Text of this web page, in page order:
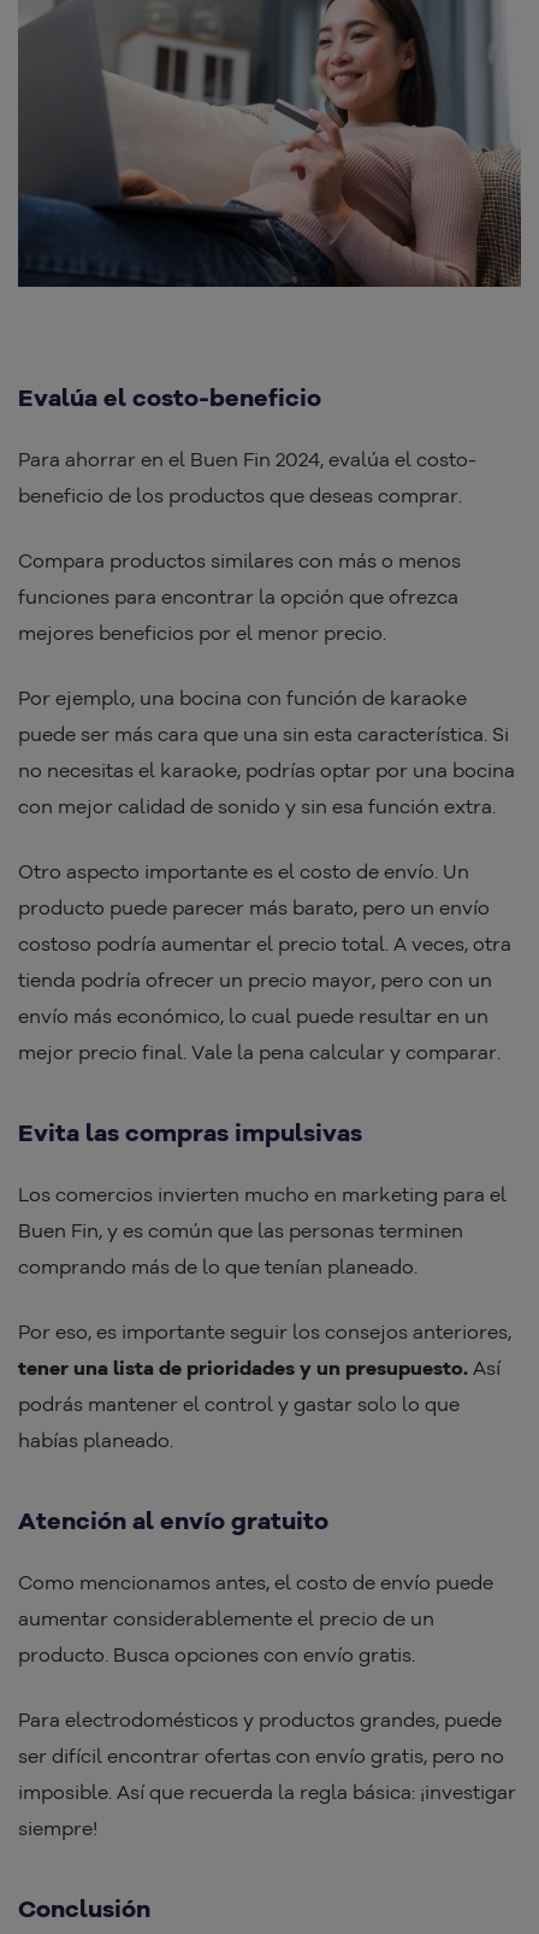
Evalúa el costo-beneficio
Para ahorrar en el Buen Fin 2024, evalúa el costo-
beneficio de los productos que deseas comprar.
Compara productos similares con más o menos
funciones para encontrar la opción que ofrezca
mejores beneficios por el menor precio.
Por ejemplo, una bocina con función de karaoke
puede ser más cara que una sin esta característica. Si
no necesitas el karaoke, podrías optar por una bocina
con mejor calidad de sonido y sin esa función extra.
Otro aspecto importante es el costo de envío. Un
producto puede parecer más barato, pero un envío
costoso podría aumentar el precio total. A veces, otra
tienda podría ofrecer un precio mayor, pero con un
envío más económico, lo cual puede resultar en un
mejor precio final. Vale la pena calcular y comparar.
Evita las compras impulsivas
Los comercios invierten mucho en marketing para el
Buen Fin, y es común que las personas terminen
comprando más de lo que tenían planeado.
Por eso, es importante seguir los consejos anteriores,
tener una lista de prioridades y un presupuesto. Así
podrás mantener el control y gastar solo lo que
habías planeado.
Atención al envío gratuito
Como mencionamos antes, el costo de envío puede
aumentar considerablemente el precio de un
producto. Busca opciones con envío gratis.
Para electrodomésticos y productos grandes, puede
ser difícil encontrar ofertas con envío gratis, pero no
imposible. Así que recuerda la regla básica: ¡investigar
siempre!
Conclusión